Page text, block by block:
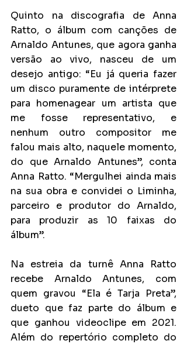
Quinto na discografia de Anna
Ratto, o álbum com canções de
Arnaldo Antunes, que agora ganha
versão ao vivo, nasceu de um
desejo antigo: “Eu já queria fazer
um disco puramente de intérprete
para homenagear um artista que
me fosse representativo, e
nenhum outro compositor me
falou mais alto, naquele momento,
do que Arnaldo Antunes”, conta
Anna Ratto. “Mergulhei ainda mais
na sua obra e convidei o Liminha,
parceiro e produtor do Arnaldo,
para produzir as 10 faixas do
álbum”.
Na estreia da turnê Anna Ratto
recebe Arnaldo Antunes, com
quem gravou “Ela é Tarja Preta”,
dueto que faz parte do álbum e
que ganhou videoclipe em 2021.
Além do repertório completo do